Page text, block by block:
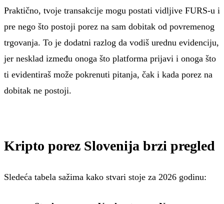
Praktično, tvoje transakcije mogu postati vidljive FURS-u i
pre nego što postoji porez na sam dobitak od povremenog
trgovanja. To je dodatni razlog da vodiš urednu evidenciju,
jer nesklad između onoga što platforma prijavi i onoga što
ti evidentiraš može pokrenuti pitanja, čak i kada porez na
dobitak ne postoji.
Kripto porez Slovenija brzi pregled
Sledeća tabela sažima kako stvari stoje za 2026 godinu: